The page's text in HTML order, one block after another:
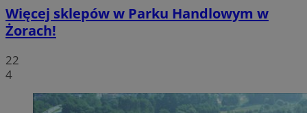
Więcej sklepów w Parku Handlowym w
Żorach!
22
4